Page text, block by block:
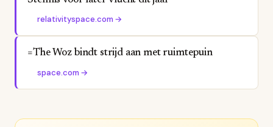
relativityspace.com →
=The Woz bindt strijd aan met ruimtepuin
space.com →